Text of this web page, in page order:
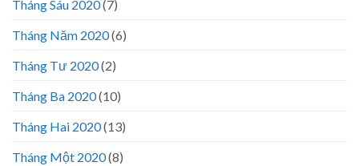
Tháng Sáu 2020(7)
Tháng Năm 2020(6)
Tháng Tư 2020(2)
Tháng Ba 2020(10)
Tháng Hai 2020(13)
Tháng Một 2020(8)